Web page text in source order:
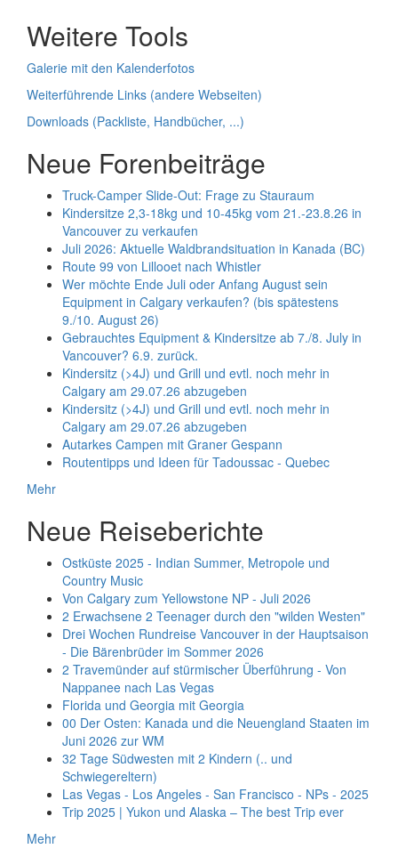
Weitere Tools
Galerie mit den Kalenderfotos
Weiterführende Links (andere Webseiten)
Downloads (Packliste, Handbücher, ...)
Neue Forenbeiträge
Truck-Camper Slide-Out: Frage zu Stauraum
Kindersitze 2,3-18kg und 10-45kg vom 21.-23.8.26 in
Vancouver zu verkaufen
Juli 2026: Aktuelle Waldbrandsituation in Kanada (BC)
Route 99 von Lillooet nach Whistler
Wer möchte Ende Juli oder Anfang August sein
Equipment in Calgary verkaufen? (bis spätestens
9./10. August 26)
Gebrauchtes Equipment & Kindersitze ab 7./8. July in
Vancouver? 6.9. zurück.
Kindersitz (>4J) und Grill und evtl. noch mehr in
Calgary am 29.07.26 abzugeben
Kindersitz (>4J) und Grill und evtl. noch mehr in
Calgary am 29.07.26 abzugeben
Autarkes Campen mit Graner Gespann
Routentipps und Ideen für Tadoussac - Quebec
Mehr
Neue Reiseberichte
Ostküste 2025 - Indian Summer, Metropole und
Country Music
Von Calgary zum Yellowstone NP - Juli 2026
2 Erwachsene 2 Teenager durch den "wilden Westen"
Drei Wochen Rundreise Vancouver in der Hauptsaison
- Die Bärenbrüder im Sommer 2026
2 Travemünder auf stürmischer Überführung - Von
Nappanee nach Las Vegas
Florida und Georgia mit Georgia
00 Der Osten: Kanada und die Neuengland Staaten im
Juni 2026 zur WM
32 Tage Südwesten mit 2 Kindern (.. und
Schwiegereltern)
Las Vegas - Los Angeles - San Francisco - NPs - 2025
Trip 2025 | Yukon und Alaska – The best Trip ever
Mehr